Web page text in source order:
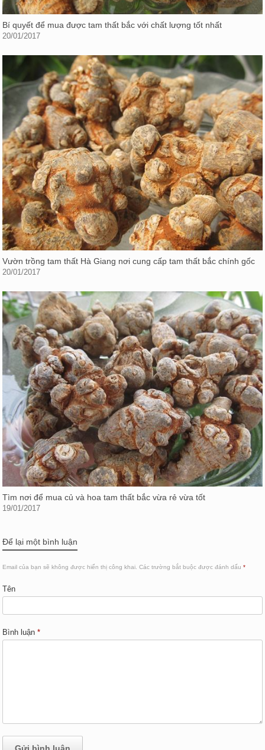
Bí quyết để mua được tam thất bắc với chất lượng tốt nhất
20/01/2017
Vườn trồng tam thất Hà Giang nơi cung cấp tam thất bắc chính gốc
20/01/2017
Tìm nơi để mua củ và hoa tam thất bắc vừa rẻ vừa tốt
19/01/2017
Để lại một bình luận
Email của bạn sẽ không được hiển thị công khai. Các trường bắt buộc được đánh dấu*
Tên
Bình luận*